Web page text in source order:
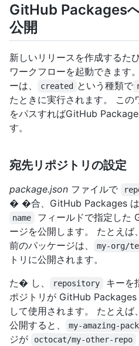
GitHub Packages
公開
新しいリリースを作成するた
ワークフローを起動できます
ーは、
created という種類で
たときに実行されます。 この
をパスすればGitHub
す。
宛先リポジトリの設定
package.json ファイルで
� �合、GitHub Packages は
name
フィールドで指定した
ージを公開します。 たとえば、
前のパッケージは、
my-org/
トリに公開されます。
た� し、
repository
キーを
ポジトリが GitHub
して使用されます。 たとえば
公開すると、
my-amazing-
ジが
octocat/my-other-repo